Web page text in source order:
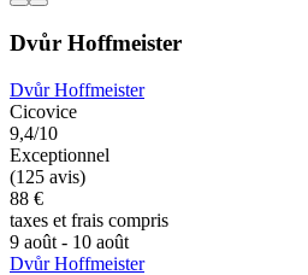
Dvůr Hoffmeister
Dvůr Hoffmeister
Cicovice
9,4/10
Exceptionnel
(125 avis)
88 €
taxes et frais compris
9 août - 10 août
Dvůr Hoffmeister